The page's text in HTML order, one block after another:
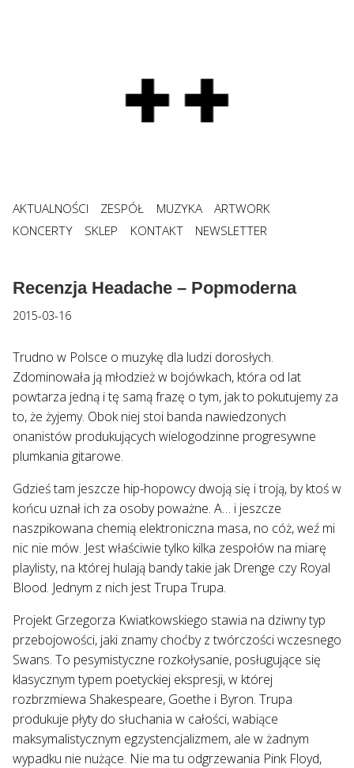
AKTUALNOŚCI ZESPÓŁ MUZYKA
ARTWORK
KONCERTY
SKLEP KONTAKT NEWSLETTER
Recenzja Headache – Popmoderna
2015-03-16
Trudno w Polsce o muzykę dla ludzi dorosłych.
Zdominowała ją młodzież w bojówkach, która od lat
powtarza jedną i tę samą frazę o tym, jak to pokutujemy za
to, że żyjemy. Obok niej stoi banda nawiedzonych
onanistów produkujących wielogodzinne progresywne
plumkania gitarowe.
Gdzieś tam jeszcze hip-hopowcy dwoją się i troją, by ktoś w
końcu uznał ich za osoby poważne. A… i jeszcze
naszpikowana chemią elektroniczna masa, no cóż, weź mi
nic nie mów. Jest właściwie tylko kilka zespołów na miarę
playlisty, na której hulają bandy takie jak Drenge czy Royal
Blood. Jednym z nich jest Trupa Trupa.
Projekt Grzegorza Kwiatkowskiego stawia na dziwny typ
przebojowości, jaki znamy choćby z twórczości wczesnego
Swans. To pesymistyczne rozkołysanie, posługujące się
klasycznym typem poetyckiej ekspresji, w której
rozbrzmiewa Shakespeare, Goethe i Byron. Trupa
produkuje płyty do słuchania w całości, wabiące
maksymalistycznym egzystencjalizmem, ale w żadnym
wypadku nie nużące. Nie ma tu odgrzewania Pink Floyd,